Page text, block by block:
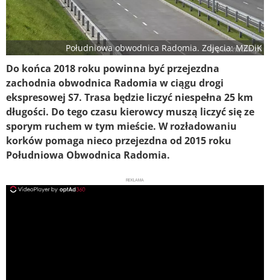
Południowa obwodnica Radomia. Zdjęcia: MZDiK
Do końca 2018 roku powinna być przejezdna
zachodnia obwodnica Radomia w ciągu drogi
ekspresowej S7. Trasa będzie liczyć niespełna 25 km
długości. Do tego czasu kierowcy muszą liczyć się ze
sporym ruchem w tym mieście. W rozładowaniu
korków pomaga nieco przejezdna od 2015 roku
Południowa Obwodnica Radomia.
REKLAMA